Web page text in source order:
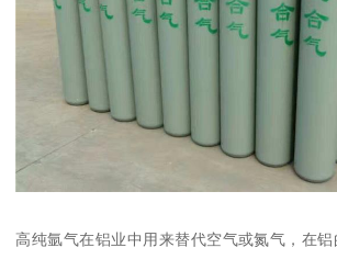
高纯氩气在铝业中用来替代空气或氮气，在